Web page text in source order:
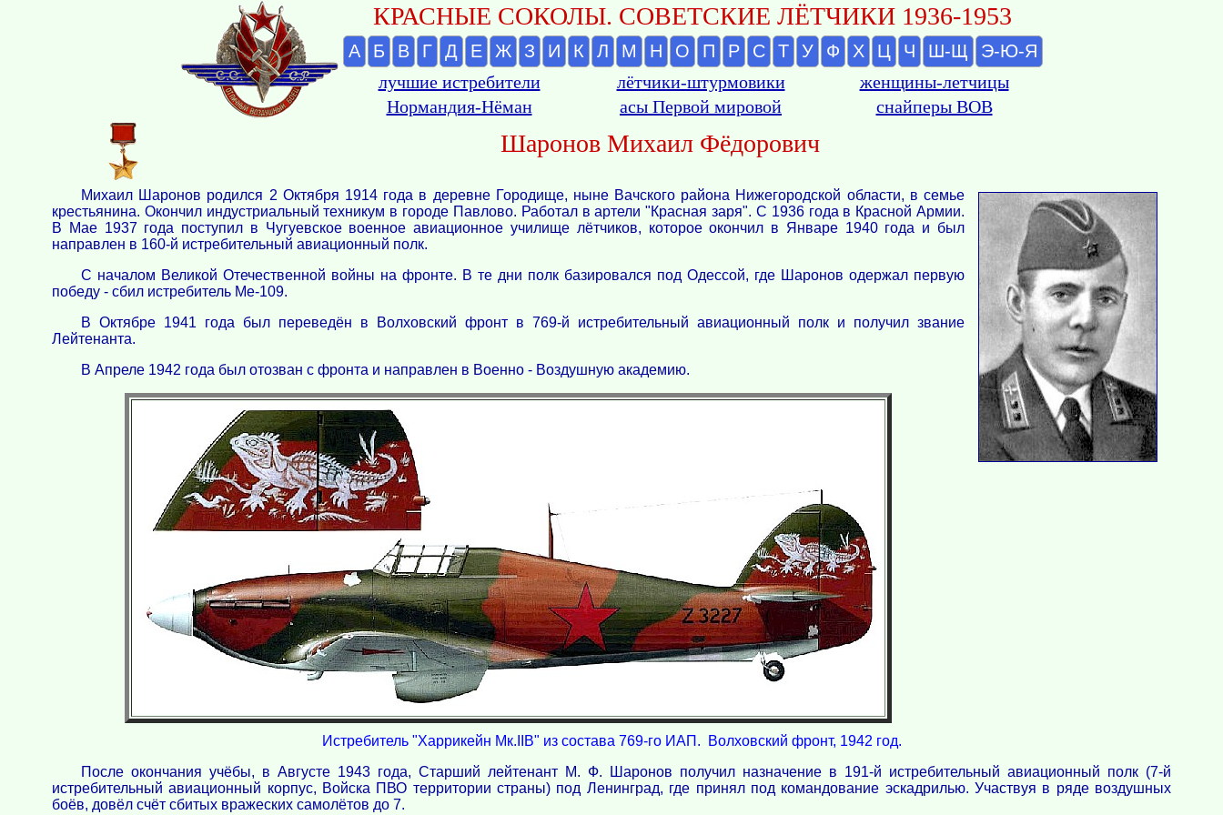
КРАСНЫЕ СОКОЛЫ. СОВЕТСКИЕ ЛЁТЧИКИ 1936-1953
А Б В Г Д Е Ж З И К Л М Н О П Р С Т У Ф Х Ц Ч Ш-Щ
Э-Ю-Я
лучшие истребители
лётчики-штурмовики
женщины-летчицы
Нормандия-Нёман
асы Первой мировой снайперы ВОВ
Шаронов Михаил Фёдорович
Михаил Шаронов родился 2 Октября 1914 года в деревне Городище, ныне Вачского района Нижегородской области, в семье
крестьянина. Окончил индустриальный техникум в городе Павлово. Работал в артели "Красная заря". С 1936 года в Красной Армии.
В Мае 1937 года поступил в Чугуевское военное авиационное училище лётчиков, которое окончил в Январе 1940 года и был
направлен в 160-й истребительный авиационный полк.
С началом Великой Отечественной войны на фронте. В те дни полк базировался под Одессой, где Шаронов одержал первую
победу - сбил истребитель Ме-109.
В Октябре 1941 года был переведён в Волховский фронт в 769-й истребительный авиационный полк и получил звание
Лейтенанта.
В Апреле 1942 года был отозван с фронта и направлен в Военно - Воздушную академию.
Истребитель "Харрикейн Мк.IIB" из состава 769-го ИАП. Волховский фронт, 1942 год.
После окончания учёбы, в Августе 1943 года, Старший лейтенант М. Ф. Шаронов получил назначение в 191-й истребительный авиационный полк (7-й
истребительный авиационный корпус, Войска ПВО территории страны) под Ленинград, где принял под командование эскадрилью. Участвуя в ряде воздушных
боёв, довёл счёт сбитых вражеских самолётов до 7.